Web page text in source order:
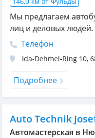
Мы предлагаем
лиц и деловых людей.
Телефон
Ida-Dehmel-Ring 10,
Подробнее
Auto Technik
Автомастерская в